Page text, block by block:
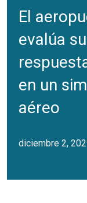
El
evalúa
en un
aéreo
diciembre 2,